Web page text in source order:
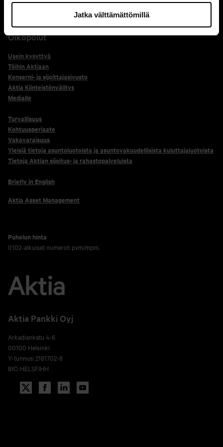
Jatka välttämättömillä
+358 800 0 2476, soita tähän numeroon vain erikseen pyydettäessä.
Oikopolut
Usein kysyttyä
Töihin Aktiaan
Konserni- ja sijoittajasivusto
Aktia Kiinteistönvälitys
Medialle
Turvallisuus
Kohtuusperiaate
Vakavaraisuus
Yleisiä tietoja asuntoluotoista ja asuntovakuudellisista kuluttajaluotoista
Tietoja Aktian sijoitus- ja rahastopalveluista
Briefly in English
Aktia Asset Management
Puhelun hinta
0102-alkuiset numerot: pvm/mpm.
Aktia Pankki Oyj
Arkadiankatu 4-6
00100 Helsinki
Y-tunnus: 2181702-8
BIC: HELSFIHH